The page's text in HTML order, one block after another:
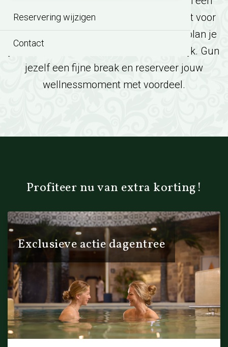
Reservering wijzigen
Contact
complete dag ontspanning of liever kiest voor
een ontspannen avond, met deze actie plan je
jouw moment van rust extra aantrekkelijk. Gun
jezelf een fijne break en reserveer jouw
wellnessmoment met voordeel.
Profiteer nu van extra korting!
Exclusieve actie dagentree